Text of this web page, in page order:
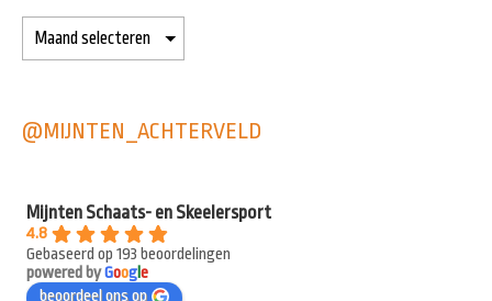
@MIJNTEN_ACHTERVELD
Mijnten Schaats- en Skeelersport
4.8
Gebaseerd op 193 beoordelingen
powered byGooge
beoordeel ons op